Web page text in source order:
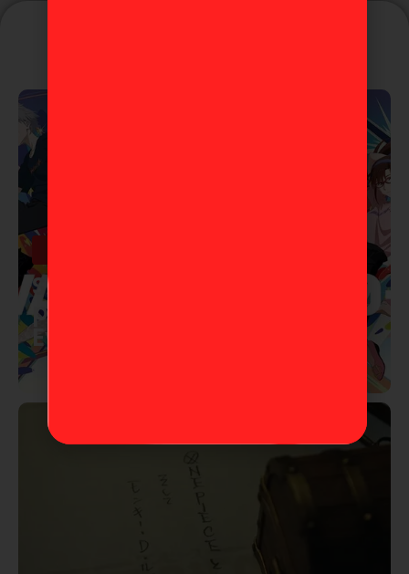
Studio Khara lanza corto
por los 30 años de
Evangelion